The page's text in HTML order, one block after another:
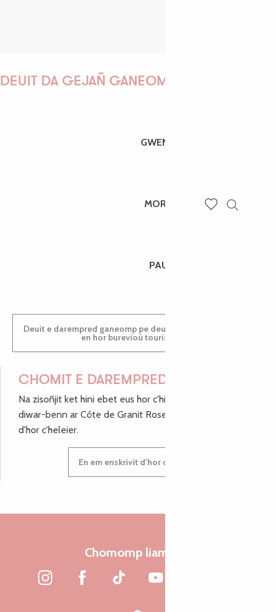
DEUIT DA GEJAÑ GANEOMP !
GWENAËLLE
MORGANE
PAULINE
Deuit e darempred ganeomp pe deuit da welet ac'hanomp
en hor burevioù touristerezh
CHOMIT E DAREMPRED !
Na zisoñjit ket hini ebet eus hor c'hinnigoù mat ha keleier
diwar-benn ar Côte de Granit Rose, enskrivit hoc'h anv
d'hor c'heleier.
En em enskrivit d'hor c'heleier
Chomomp liammet